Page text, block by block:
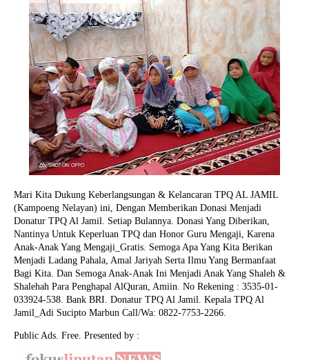
Mari Kita Dukung Keberlangsungan & Kelancaran TPQ AL JAMIL
(Kampoeng Nelayan) ini, Dengan Memberikan Donasi Menjadi
Donatur TPQ Al Jamil. Setiap Bulannya. Donasi Yang Diberikan,
Nantinya Untuk Keperluan TPQ dan Honor Guru Mengaji, Karena
Anak-Anak Yang Mengaji_Gratis. Semoga Apa Yang Kita Berikan
Menjadi Ladang Pahala, Amal Jariyah Serta Ilmu Yang Bermanfaat
Bagi Kita. Dan Semoga Anak-Anak Ini Menjadi Anak Yang Shaleh &
Shalehah Para Penghapal AlQuran, Amiin. No Rekening : 3535-01-
033924-538. Bank BRI. Donatur TPQ Al Jamil. Kepala TPQ Al
Jamil_Adi Sucipto Marbun Call/Wa: 0822-7753-2266.
Public Ads. Free. Presented by :